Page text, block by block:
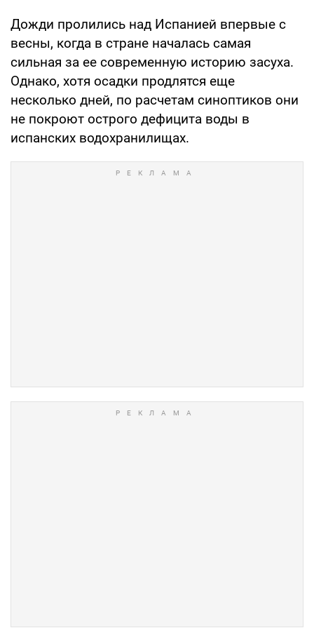
Дожди пролились над Испанией впервые с
весны, когда в стране началась самая
сильная за ее современную историю засуха.
Однако, хотя осадки продлятся еще
несколько дней, по расчетам синоптиков они
не покроют острого дефицита воды в
испанских водохранилищах.